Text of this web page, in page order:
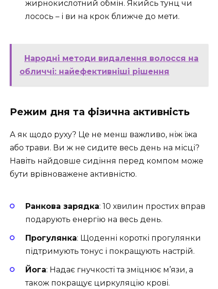
жирнокислотний обмін. Якийсь тунц чи
лосось – і ви на крок ближче до мети.
Народні методи видалення волосся на
обличчі: найефективніші рішення
Режим дня та фізична активність
А як щодо руху? Це не менш важливо, ніж їжа
або трави. Ви ж не сидите весь день на місці?
Навіть найдовше сидіння перед компом може
бути врівноважене активністю.
Ранкова зарядка: 10 хвилин простих вправ
подарують енергію на весь день.
Прогулянка: Щоденні короткі прогулянки
підтримують тонус і покращують настрій.
Йога: Надає гнучкості та зміцнює м’язи, а
також покращує циркуляцію крові.